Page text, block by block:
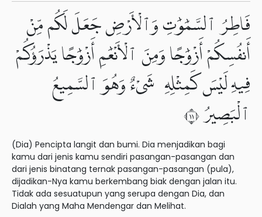
فَاطِرُ ٱلسَّمَٰوَٰتِ وَٱلْأَرْضِ جَعَلَ لَكُم مِّنْ
أَنفُسِكُمْ أَزْوَٰجًا وَمِنَ ٱلْأَنْعَٰمِ أَزْوَٰجًا يَذْرَؤُكُمْ
فِيهِ لَيْسَ كَمِثْلِهِۦ شَىْءٌ وَهُوَ ٱلسَّمِيعُ
ٱلْبَصِيرُ ١١
(Dia) Pencipta langit dan bumi. Dia menjadikan bagi
kamu dari jenis kamu sendiri pasangan-pasangan dan
dari jenis binatang ternak pasangan-pasangan (pula),
dijadikan-Nya kamu berkembang biak dengan jalan itu.
Tidak ada sesuatupun yang serupa dengan Dia, dan
Dialah yang Maha Mendengar dan Melihat.